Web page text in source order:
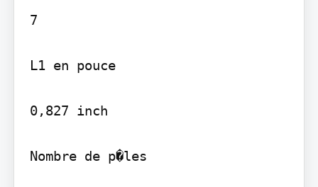
7
L1 en pouce
0,827 inch
Nombre de p�les